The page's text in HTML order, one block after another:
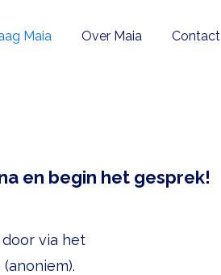
Maia Over Maia Contact
en begin het gesprek!
via het